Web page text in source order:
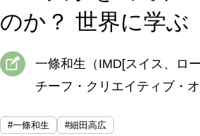
のか？ 世界に学ぶ
一條和生（IMD[スイス、ロ
チーフ・クリエイティブ・オ
#一條和生 #細田高広